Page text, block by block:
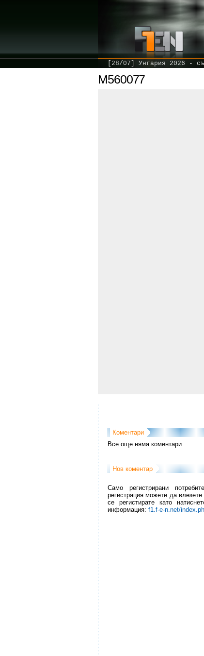
[28/07] Унгария 2026 -
M560077
Коментари
Все още няма коментари
Нов коментар
Само регистрирани
регистрация можете да
се регистирате като
информация: f1.f-e-n.net/